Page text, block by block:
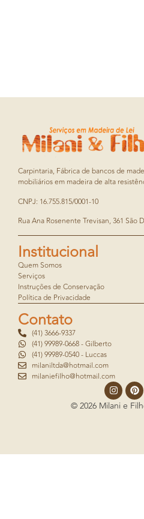
Carpintaria, Fábrica de bancos de
mobiliários em madeira de alta
CNPJ: 16.755.815/0001-10
Rua Ana Rosenente Trevisan, 361 São
Institucional
Quem Somos
Serviços
Instruções de Conservação
Política de Privacidade
Contato
(41) 3666-9337
(41) 99989-0668 - Gilberto
(41) 99989-0540 - Luccas
milaniltda@hotmail.com
milaniefilho@hotmail.com
© 2026 Milani e